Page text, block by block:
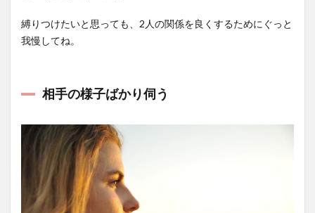
縛りつけたいと思っても、2人の関係を良くするためにぐっと
我慢してね。
相手の様子ばかり伺う